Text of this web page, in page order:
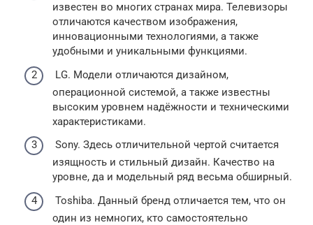
известен во многих странах мира. Телевизоры
отличаются качеством изображения,
инновационными технологиями, а также
удобными и уникальными функциями.
LG. Модели отличаются дизайном,
операционной системой, а также известны
высоким уровнем надёжности и техническими
характеристиками.
Sony. Здесь отличительной чертой считается
изящность и стильный дизайн. Качество на
уровне, да и модельный ряд весьма обширный.
Toshiba. Данный бренд отличается тем, что он
один из немногих, кто самостоятельно